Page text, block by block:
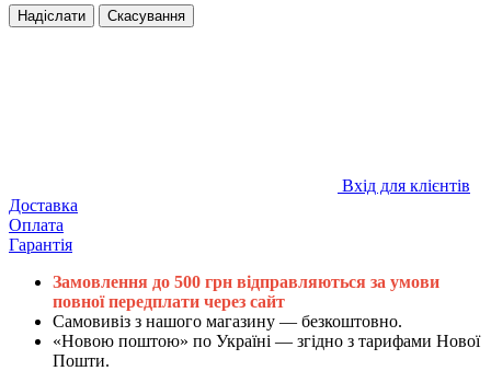
Надіслати Скасування
Вхід для клієнтів
Доставка
Оплата
Гарантія
Замовлення до 500 грн відправляються за умови
повної передплати через сайт
Самовивіз з нашого магазину — безкоштовно.
«Новою поштою» по Україні — згідно з тарифами Нової
Пошти.